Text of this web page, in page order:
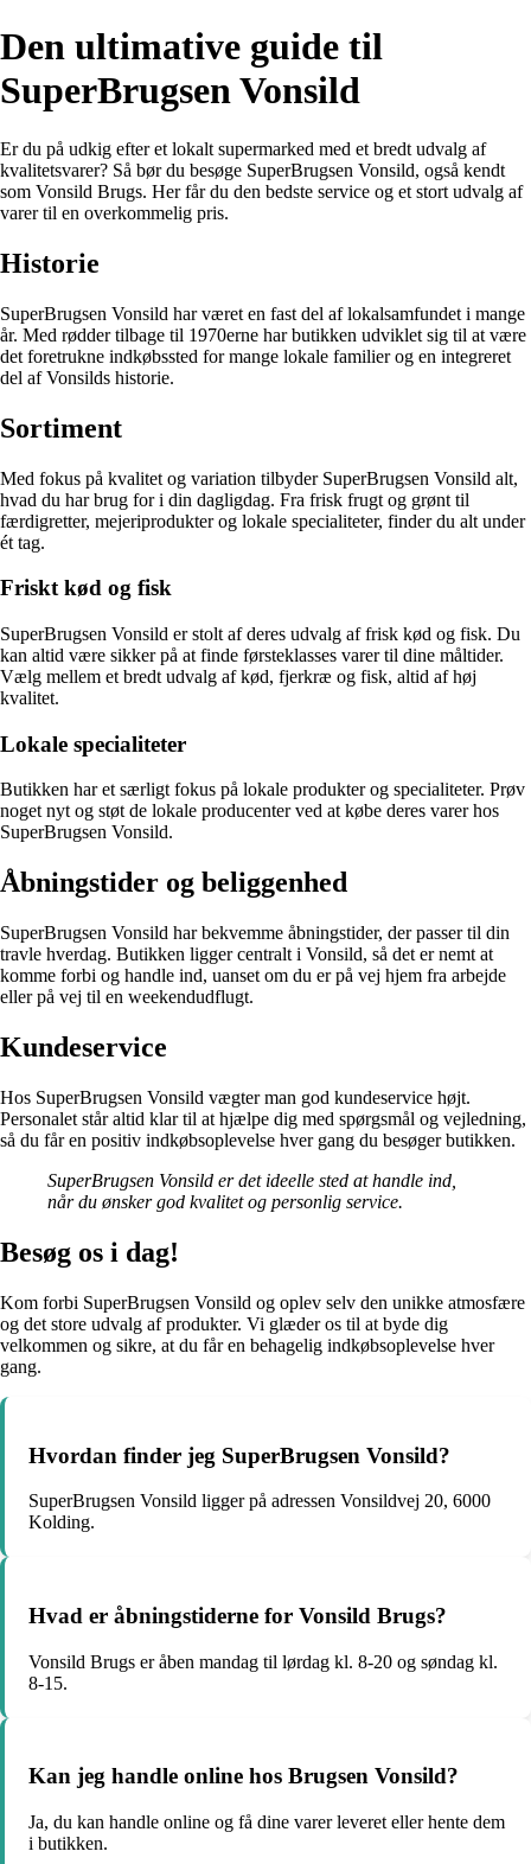
Den ultimative guide til
SuperBrugsen Vonsild
Er du på udkig efter et lokalt supermarked med et bredt udvalg af
kvalitetsvarer? Så bør du besøge SuperBrugsen Vonsild, også kendt
som Vonsild Brugs. Her får du den bedste service og et stort udvalg af
varer til en overkommelig pris.
Historie
SuperBrugsen Vonsild har været en fast del af lokalsamfundet i mange
år. Med rødder tilbage til 1970erne har butikken udviklet sig til at være
det foretrukne indkøbssted for mange lokale familier og en integreret
del af Vonsilds historie.
Sortiment
Med fokus på kvalitet og variation tilbyder SuperBrugsen Vonsild alt,
hvad du har brug for i din dagligdag. Fra frisk frugt og grønt til
færdigretter, mejeriprodukter og lokale specialiteter, finder du alt under
ét tag.
Friskt kød og fisk
SuperBrugsen Vonsild er stolt af deres udvalg af frisk kød og fisk. Du
kan altid være sikker på at finde førsteklasses varer til dine måltider.
Vælg mellem et bredt udvalg af kød, fjerkræ og fisk, altid af høj
kvalitet.
Lokale specialiteter
Butikken har et særligt fokus på lokale produkter og specialiteter. Prøv
noget nyt og støt de lokale producenter ved at købe deres varer hos
SuperBrugsen Vonsild.
Åbningstider og beliggenhed
SuperBrugsen Vonsild har bekvemme åbningstider, der passer til din
travle hverdag. Butikken ligger centralt i Vonsild, så det er nemt at
komme forbi og handle ind, uanset om du er på vej hjem fra arbejde
eller på vej til en weekendudflugt.
Kundeservice
Hos SuperBrugsen Vonsild vægter man god kundeservice højt.
Personalet står altid klar til at hjælpe dig med spørgsmål og vejledning,
så du får en positiv indkøbsoplevelse hver gang du besøger butikken.
SuperBrugsen Vonsild er det ideelle sted at handle ind,
når du ønsker god kvalitet og personlig service.
Besøg os i dag!
Kom forbi SuperBrugsen Vonsild og oplev selv den unikke atmosfære
og det store udvalg af produkter. Vi glæder os til at byde dig
velkommen og sikre, at du får en behagelig indkøbsoplevelse hver
gang.
Hvordan finder jeg SuperBrugsen Vonsild?
SuperBrugsen Vonsild ligger på adressen Vonsildvej 20, 6000
Kolding.
Hvad er åbningstiderne for Vonsild Brugs?
Vonsild Brugs er åben mandag til lørdag kl. 8-20 og søndag kl.
8-15.
Kan jeg handle online hos Brugsen Vonsild?
Ja, du kan handle online og få dine varer leveret eller hente dem
i butikken.